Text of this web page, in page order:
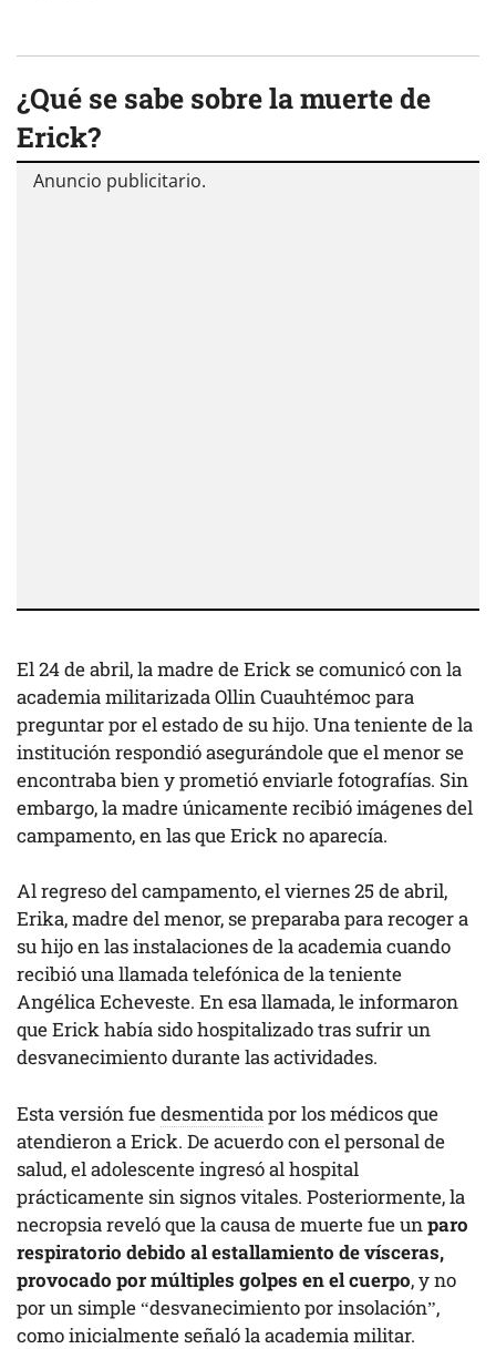
¿Qué se sabe sobre la muerte de
Erick?
El 24 de abril, la madre de Erick se comunicó con la
academia militarizada Ollin Cuauhtémoc para
preguntar por el estado de su hijo. Una teniente de la
institución respondió asegurándole que el menor se
encontraba bien y prometió enviarle fotografías. Sin
embargo, la madre únicamente recibió imágenes del
campamento, en las que Erick no aparecía.
Al regreso del campamento, el viernes 25 de abril,
Erika, madre del menor, se preparaba para recoger a
su hijo en las instalaciones de la academia cuando
recibió una llamada telefónica de la teniente
Angélica Echeveste. En esa llamada, le informaron
que Erick había sido hospitalizado tras sufrir un
desvanecimiento durante las actividades.
Esta versión fuedesmentida por los médicos que
atendieron a Erick. De acuerdo con el personal de
salud, el adolescente ingresó al hospital
prácticamente sin signos vitales. Posteriormente, la
necropsia reveló que la causa de muerte fue un paro
respiratorio debido al estallamiento de vísceras,
provocado por múltiples golpes en el cuerpo, y no
por un simple “desvanecimiento por insolación”,
como inicialmente señaló la academia militar.